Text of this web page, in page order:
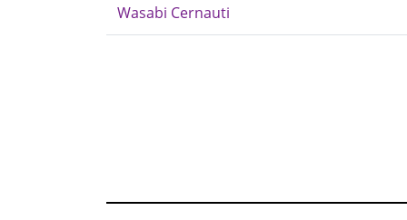
Wasabi Cernauti